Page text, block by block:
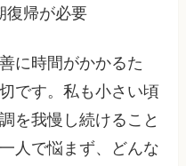
復帰が必要
に時間がかかるた
です。私も小さい頃
を我慢し続けること
人で悩まず、どんな